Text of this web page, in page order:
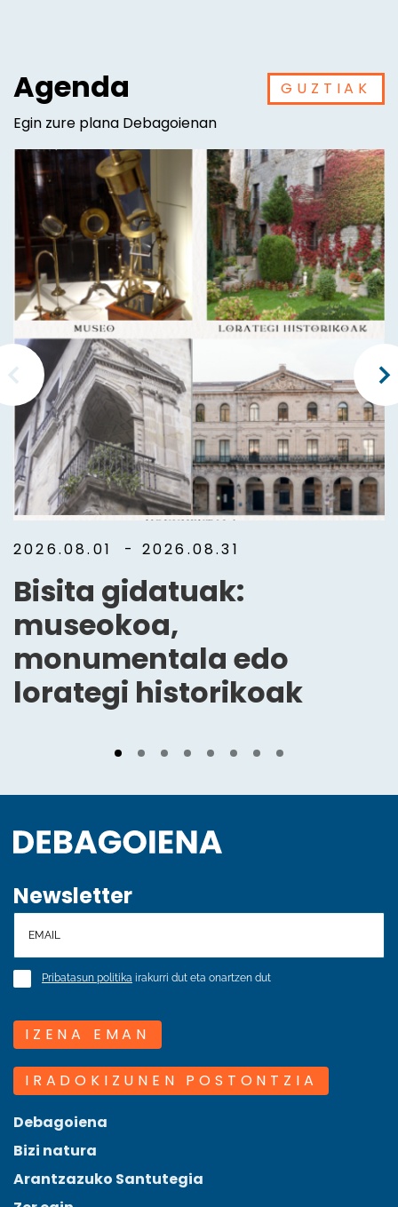
Agenda
Egin zure plana Debagoienan
GUZTIAK
2026.08.01 - 2026.08.31
Bisita gidatuak:
museokoa,
monumentala edo
lorategi historikoak
Newsletter
Pribatasun politika irakurri dut eta onartzen dut
IZENA EMAN
IRADOKIZUNEN POSTONTZIA
Debagoiena
Bizi natura
Arantzazuko Santutegia